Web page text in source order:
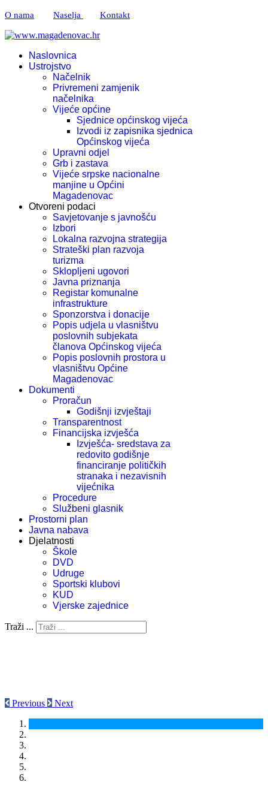
O nama Naselja Kontakt
Naslovnica
Ustrojstvo
Načelnik
Privremeni zamjenik
načelnika
Vijeće općine
Sjednice općinskog vijeća
Izvodi iz zapisnika sjednica
Općinskog vijeća
Upravni odjel
Grb i zastava
Vijeće srpske nacionalne
manjine u Općini
Magadenovac
Otvoreni podaci
Savjetovanje s javnošću
Izbori
Lokalna razvojna strategija
Strateški plan razvoja
turizma
Sklopljeni ugovori
Javna priznanja
Registar komunalne
infrastrukture
Sponzorstva i donacije
Popis udjela u vlasništvu
poslovnih subjekata
članova Općinskog vijeća
Popis poslovnih prostora u
vlasništvu Općine
Magadenovac
Dokumenti
Proračun
Godišnji izvještaji
Transparentnost
Financijska izvješća
Izvješća- sredstava za
redovito godišnje
financiranje političkih
stranaka i nezavisnih
vijećnika
Procedure
Službeni glasnik
Prostorni plan
Javna nabava
Djelatnosti
Škole
DVD
Udruge
Sportski klubovi
KUD
Vjerske zajednice
Traži ...
Previous Next